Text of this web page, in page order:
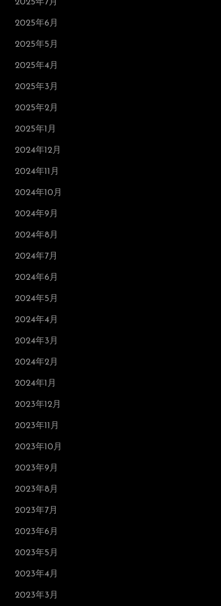
2025年7月
2025年6月
2025年5月
2025年4月
2025年3月
2025年2月
2025年1月
2024年12月
2024年11月
2024年10月
2024年9月
2024年8月
2024年7月
2024年6月
2024年5月
2024年4月
2024年3月
2024年2月
2024年1月
2023年12月
2023年11月
2023年10月
2023年9月
2023年8月
2023年7月
2023年6月
2023年5月
2023年4月
2023年3月